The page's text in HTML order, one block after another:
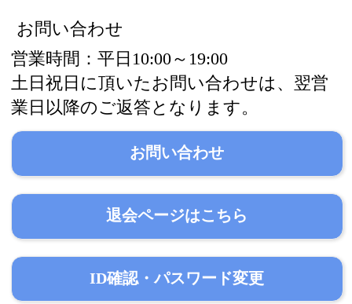
お問い合わせ
営業時間：平日10:00～19:00
土日祝日に頂いたお問い合わせは、翌営
業日以降のご返答となります。
お問い合わせ
退会ページはこちら
課金停止・解除方法